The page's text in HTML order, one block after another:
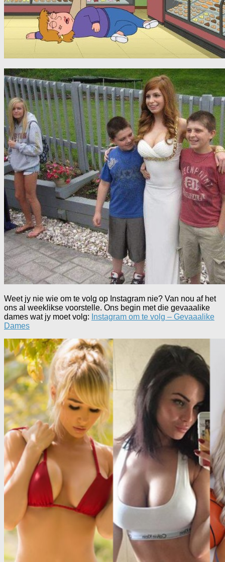
Weet jy nie wie om te volg op Instagram nie? Van nou af het
ons al weeklikse voorstelle. Ons begin met die gevaaalike
dames wat jy moet volg: Instagram om te volg – Gevaaalike
Dames